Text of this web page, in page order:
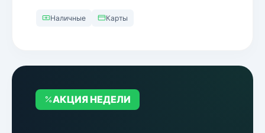
Наличные Карты
АКЦИЯ НЕДЕЛИ